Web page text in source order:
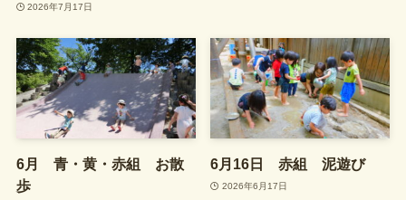
2026年7月17日
6月 青・黄・赤組 お散
歩
6月16日 赤組 泥遊び
2026年6月17日